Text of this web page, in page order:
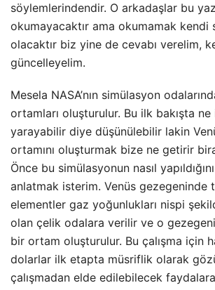
söylemlerindendir. O arkadaşlar bu
okumayacaktır ama okumamak kendi
olacaktır biz yine de cevabı verelim,
güncelleyelim.
Mesela NASA’nın simülasyon
ortamları oluşturulur. Bu ilk bakışta
yarayabilir diye düşünülebilir lakin
ortamını oluşturmak bize ne getirir
Önce bu simülasyonun nasıl
anlatmak isterim. Venüs gezegeninde
elementler gaz yoğunlukları nispi
olan çelik odalara verilir ve o
bir ortam oluşturulur. Bu çalışma için
dolarlar ilk etapta müsriflik olarak
çalışmadan elde edilebilecek